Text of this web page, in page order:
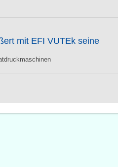
mit EFI VUTEk seine